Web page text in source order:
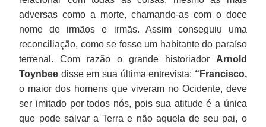
adversas como a morte, chamando-as com o doce
nome de irmãos e irmãs. Assim conseguiu uma
reconciliação, como se fosse um habitante do paraíso
terrenal. Com razão o grande historiador Arnold
Toynbee disse em sua última entrevista: “Francisco,
o maior dos homens que viveram no Ocidente, deve
ser imitado por todos nós, pois sua atitude é a única
que pode salvar a Terra e não aquela de seu pai, o